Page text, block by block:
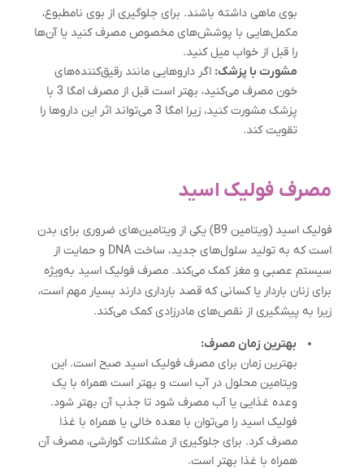
بوی ماهی داشته باشند. برای جلوگیری از بوی نامطبوع،
مکمل‌هایی با پوشش‌های مخصوص مصرف کنید یا آن‌ها
را قبل از خواب میل کنید.
مشورت با پزشک: اگر داروهایی مانند رقیق‌کننده‌های
خون مصرف می‌کنید، بهتر است قبل از مصرف امگا 3 با
پزشک مشورت کنید، زیرا امگا 3 می‌تواند اثر این داروها را
تقویت کند.
مصرف فولیک اسید
فولیک اسید (ویتامین B9) یکی از ویتامین‌های ضروری برای بدن
است که به تولید سلول‌های جدید، ساخت DNA و حمایت از
سیستم عصبی و مغز کمک می‌کند. مصرف فولیک اسید به‌ویژه
برای زنان باردار یا کسانی که قصد بارداری دارند بسیار مهم است،
زیرا به پیشگیری از نقص‌های مادرزادی کمک می‌کند.
بهترین زمان مصرف:
بهترین زمان برای مصرف فولیک اسید صبح است. این
ویتامین محلول در آب است و بهتر است همراه با یک
وعده غذایی یا آب مصرف شود تا جذب آن بهتر شود.
فولیک اسید را می‌توان با معده خالی یا همراه با غذا
مصرف کرد. برای جلوگیری از مشکلات گوارشی، مصرف آن
همراه با غذا بهتر است.